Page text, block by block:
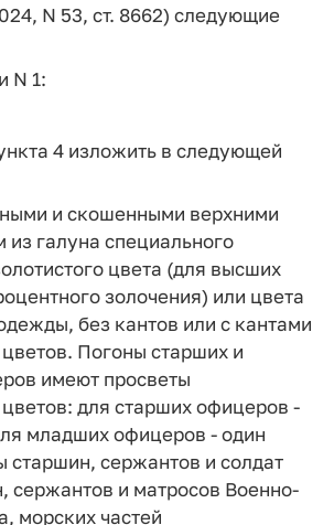
N 53, ст. 8662) следующие
N 1:
4 изложить в следующей
и скошенными верхними
из галуна специального
цвета (для высших
золочения) или цвета
без кантов или с кантами
Погоны старших и
имеют просветы
для старших офицеров -
младших офицеров - один
старшин, сержантов и солдат
сержантов и матросов Военно-
морских частей